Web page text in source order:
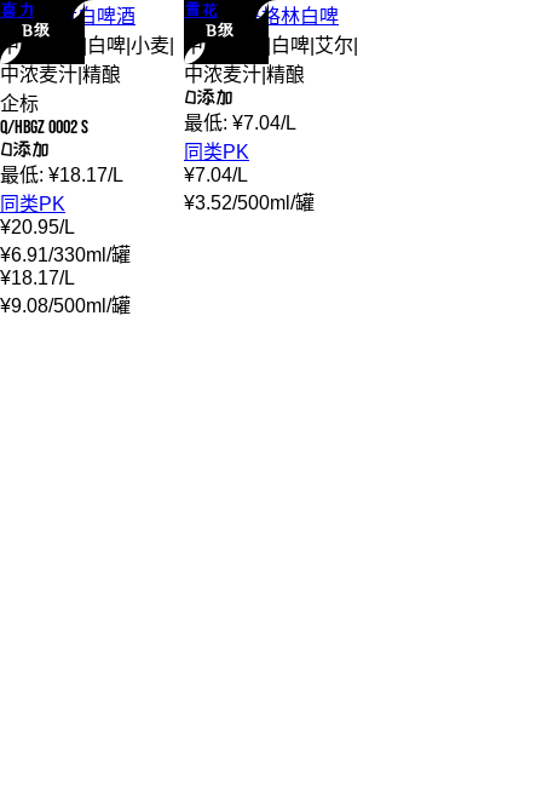
喜力
B级
喜力 悠世白啤酒
中度
白啤 小麦
中浓麦汁 精酿
企标
Q/HBGZ 0002 S
0添加
最低: ¥18.17/L
同类PK
¥20.95/L
¥6.91/330ml /罐
¥18.17/L
¥9.08/500ml /罐
雪花
B级
雪花 布鲁格林白啤
中度
白啤 艾尔
中浓麦汁 精酿
0添加
最低: ¥7.04/L
同类PK
¥7.04/L
¥3.52/500ml /罐